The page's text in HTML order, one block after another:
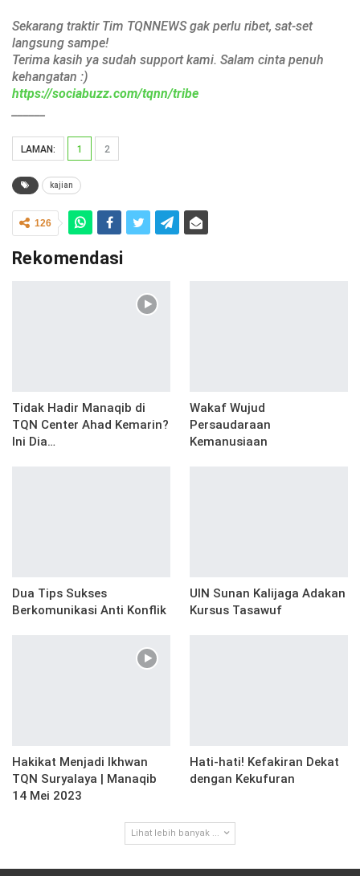
Sekarang traktir Tim TQNNEWS gak perlu ribet, sat-set
langsung sampe!
Terima kasih ya sudah support kami. Salam cinta penuh
kehangatan :)
https://sociabuzz.com/tqnn/tribe
LAMAN: 1 2
kajian
126
Rekomendasi
Tidak Hadir Manaqib di
TQN Center Ahad Kemarin?
Ini Dia…
Wakaf Wujud
Persaudaraan
Kemanusiaan
Dua Tips Sukses
Berkomunikasi Anti Konflik
UIN Sunan Kalijaga Adakan
Kursus Tasawuf
Hakikat Menjadi Ikhwan
TQN Suryalaya | Manaqib
14 Mei 2023
Hati-hati! Kefakiran Dekat
dengan Kekufuran
Lihat lebih banyak ...